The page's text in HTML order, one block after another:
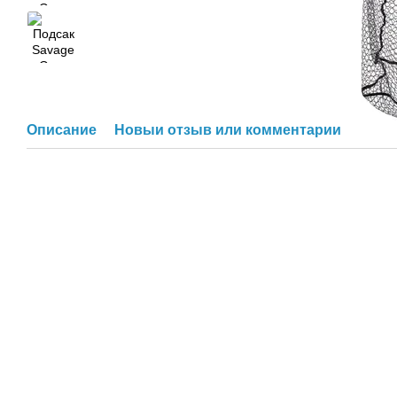
Описание Новый отзыв или комментарий